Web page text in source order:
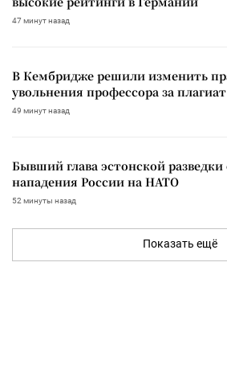
47 минут назад
В Кембридже решили изменить
увольнения профессора за плагиат
49 минут назад
Бывший глава эстонской разведки
нападения России на НАТО
52 минуты назад
Показать ещё